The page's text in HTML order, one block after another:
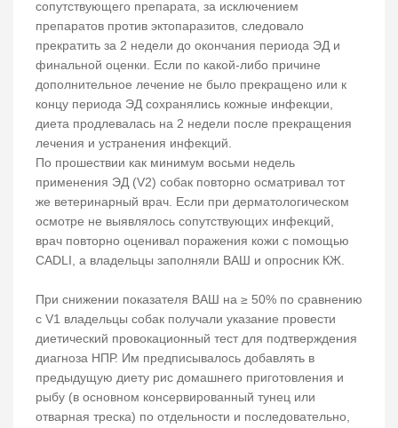
сопутствующего препарата, за исключением
препаратов против эктопаразитов, следовало
прекратить за 2 недели до окончания периода ЭД и
финальной оценки. Если по какой-либо причине
дополнительное лечение не было прекращено или к
концу периода ЭД сохранялись кожные инфекции,
диета продлевалась на 2 недели после прекращения
лечения и устранения инфекций.
По прошествии как минимум восьми недель
применения ЭД (V2) собак повторно осматривал тот
же ветеринарный врач. Если при дерматологическом
осмотре не выявлялось сопутствующих инфекций,
врач повторно оценивал поражения кожи с помощью
CADLI, а владельцы заполняли ВАШ и опросник КЖ.
При снижении показателя ВАШ на ≥ 50% по сравнению
с V1 владельцы собак получали указание провести
диетический провокационный тест для подтверждения
диагноза НПР. Им предписывалось добавлять в
предыдущую диету рис домашнего приготовления и
рыбу (в основном консервированный тунец или
отварная треска) по отдельности и последовательно,